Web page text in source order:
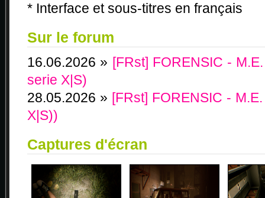
* Interface et sous-titres en français
Sur le forum
16.06.2026 » [FRst] FORENSIC -
serie X|S)
28.05.2026 » [FRst] FORENSIC -
X|S))
Captures d'écran